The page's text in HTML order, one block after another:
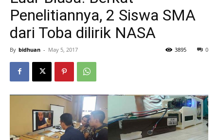
Penelitiannya, 2 Siswa SMA
dari Toba dilirik NASA
By bidhuan - May 5, 2017 0
3895